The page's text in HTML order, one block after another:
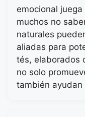
emocional
muchos no
naturales
aliadas para
tés, elaborados
no solo
también